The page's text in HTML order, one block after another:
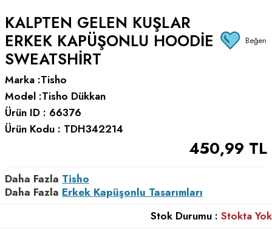
KALPTEN GELEN KUŞLAR
ERKEK KAPÜŞONLU HOODIE
SWEATSHIRT
Beğen
Marka :Tisho
Model :Tisho Dükkan
Ürün ID : 66376
Ürün Kodu : TDH342214
450,99 TL
Daha Fazla Tisho
Daha Fazla Erkek Kapüşonlu Tasarımları
Stok Durumu : Stokta Yok